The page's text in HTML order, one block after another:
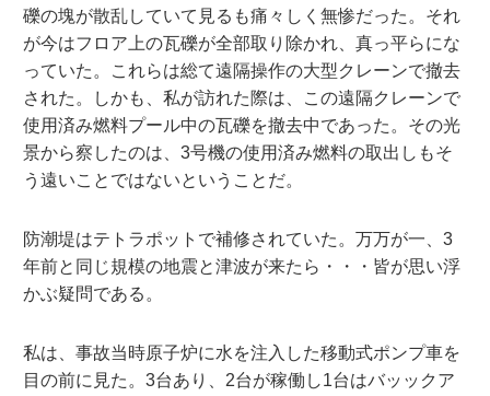
礫の塊が散乱していて見るも痛々しく無惨だった。それ
が今はフロア上の瓦礫が全部取り除かれ、真っ平らにな
っていた。これらは総て遠隔操作の大型クレーンで撤去
された。しかも、私が訪れた際は、この遠隔クレーンで
使用済み燃料プール中の瓦礫を撤去中であった。その光
景から察したのは、3号機の使用済み燃料の取出しもそ
う遠いことではないということだ。
防潮堤はテトラポットで補修されていた。万万が一、3
年前と同じ規模の地震と津波が来たら・・・皆が思い浮
かぶ疑問である。
私は、事故当時原子炉に水を注入した移動式ポンプ車を
目の前に見た。3台あり、2台が稼働し1台はバッックア